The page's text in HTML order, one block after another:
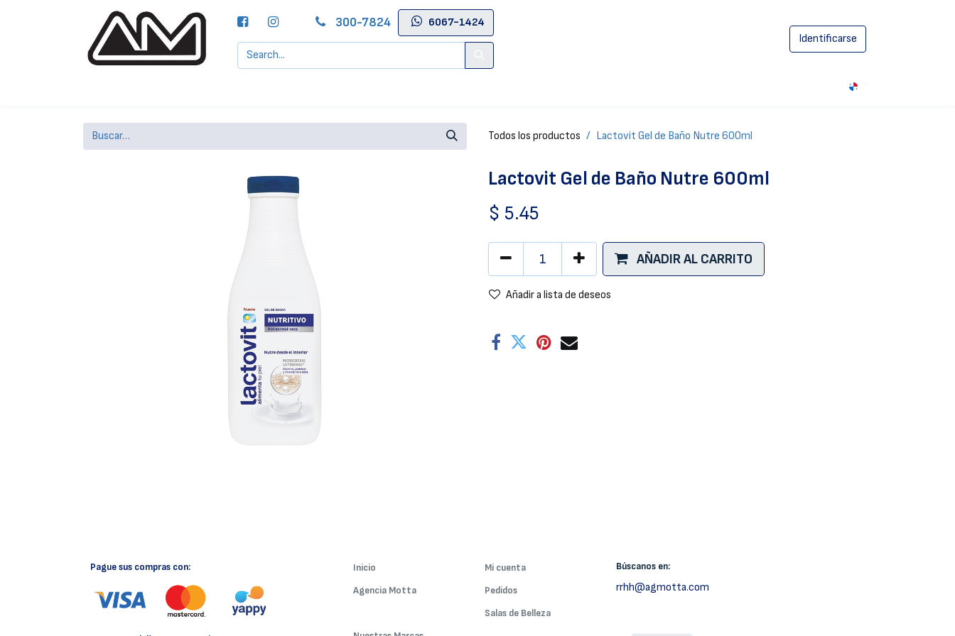
300-7824
6067-1424
Identificarse
Todos los productos Lactovit Gel de Baño Nutre 600ml
Lactovit Gel de Baño Nutre 600ml
$ 5.45
AÑADIR AL CARRITO
Añadir a lista de deseos
Pague sus compras con:
Inicio
Agencia Motta
Mi cuenta
Pedidos
Salas de Belleza
Búscanos en:
rrhh@agmotta.com